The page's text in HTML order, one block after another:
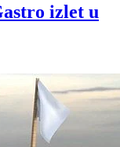
izlet u